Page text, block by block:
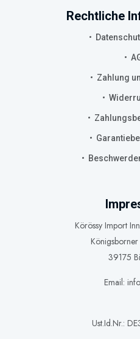
Rechtliche
Zahlung
Körössy Import
39175
Email:
Ust.Id.Nr.: